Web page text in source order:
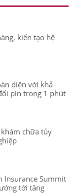
kiến tạo hệ
diện với khả
pin trong 1 phút
chữa tủy
Insurance Summit
tới tăng